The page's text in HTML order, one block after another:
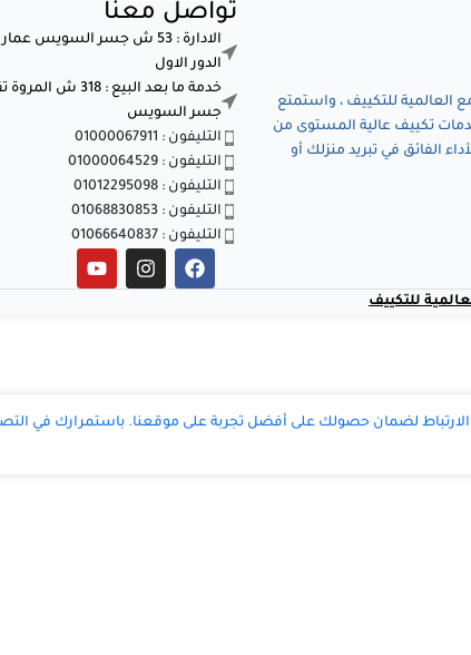
العالمية للتكييف ، واستمتع
تكييف عالية المستوى من
الفائق في تبريد منزلك أو
تواصل معنا
الدور الاول
خدمة ما بعد
جسر السويس
التليفون : 01000067911
التليفون : 01000064529
التليفون : 01012295098
التليفون : 01068830853
التليفون : 01066640837
للتكييف
لضمان حصولك على أفضل تجربة على موقعنا. باستمرارك في